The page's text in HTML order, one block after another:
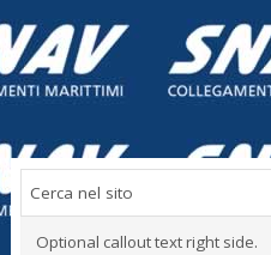
Optional callout text right side.